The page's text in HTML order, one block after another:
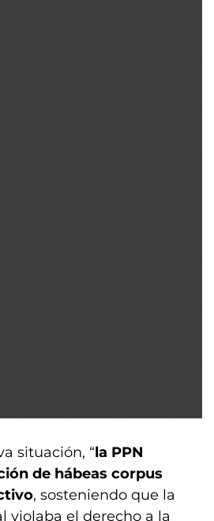
situación, “la PPN
de hábeas corpus
, sosteniendo que la
violaba el derecho a la